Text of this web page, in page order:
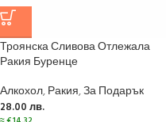
Троянска Сливова Отлежала
Ракия Буренце
Алкохол,Ракия,За Подарък
28.00 лв.